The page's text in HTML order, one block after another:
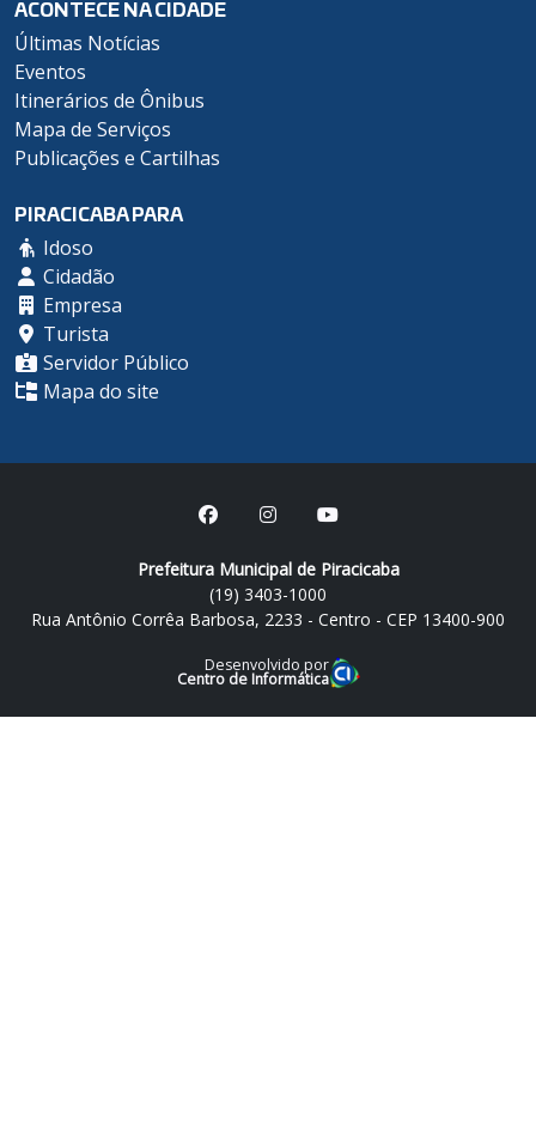
ACONTECE NA CIDADE
Últimas Notícias
Eventos
Itinerários de Ônibus
Mapa de Serviços
Publicações e Cartilhas
PIRACICABA PARA
Idoso
Cidadão
Empresa
Turista
Servidor Público
Mapa do site
Prefeitura Municipal de Piracicaba
(19) 3403-1000
Rua Antônio Corrêa Barbosa, 2233 - Centro - CEP 13400-900
Desenvolvido por
Centro de Informática